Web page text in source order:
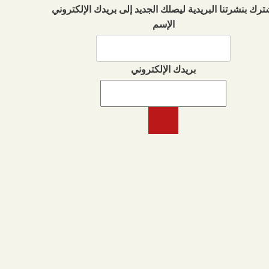
بنشرتنا البريدية ليصلك الجديد إلى بريدك الإلكتروني
الإسم
بريدك الإلكتروني